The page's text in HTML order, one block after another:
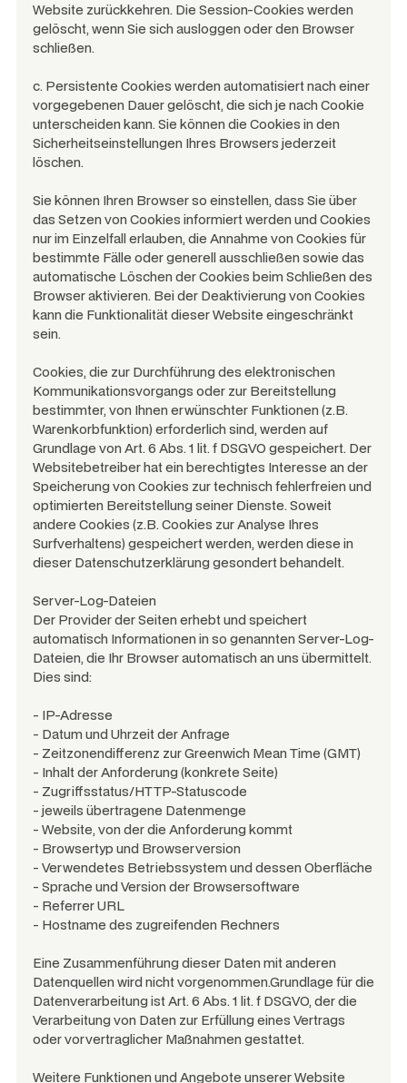
Website zurückkehren. Die Session-Cookies werden
gelöscht, wenn Sie sich ausloggen oder den Browser
schließen.
c. Persistente Cookies werden automatisiert nach einer
vorgegebenen Dauer gelöscht, die sich je nach Cookie
unterscheiden kann. Sie können die Cookies in den
Sicherheitseinstellungen Ihres Browsers jederzeit
löschen.
Sie können Ihren Browser so einstellen, dass Sie über
das Setzen von Cookies informiert werden und Cookies
nur im Einzelfall erlauben, die Annahme von Cookies für
bestimmte Fälle oder generell ausschließen sowie das
automatische Löschen der Cookies beim Schließen des
Browser aktivieren. Bei der Deaktivierung von Cookies
kann die Funktionalität dieser Website eingeschränkt
sein.
Cookies, die zur Durchführung des elektronischen
Kommunikationsvorgangs oder zur Bereitstellung
bestimmter, von Ihnen erwünschter Funktionen (z.B.
Warenkorbfunktion) erforderlich sind, werden auf
Grundlage von Art. 6 Abs. 1 lit. f DSGVO gespeichert. Der
Websitebetreiber hat ein berechtigtes Interesse an der
Speicherung von Cookies zur technisch fehlerfreien und
optimierten Bereitstellung seiner Dienste. Soweit
andere Cookies (z.B. Cookies zur Analyse Ihres
Surfverhaltens) gespeichert werden, werden diese in
dieser Datenschutzerklärung gesondert behandelt.
Server-Log-Dateien
Der Provider der Seiten erhebt und speichert
automatisch Informationen in so genannten Server-Log-
Dateien, die Ihr Browser automatisch an uns übermittelt.
Dies sind:
- IP-Adresse
- Datum und Uhrzeit der Anfrage
- Zeitzonendifferenz zur Greenwich Mean Time (GMT)
- Inhalt der Anforderung (konkrete Seite)
- Zugriffsstatus/HTTP-Statuscode
- jeweils übertragene Datenmenge
- Website, von der die Anforderung kommt
- Browsertyp und Browserversion
- Verwendetes Betriebssystem und dessen Oberfläche
- Sprache und Version der Browsersoftware
- Referrer URL
- Hostname des zugreifenden Rechners
Eine Zusammenführung dieser Daten mit anderen
Datenquellen wird nicht vorgenommen.Grundlage für die
Datenverarbeitung ist Art. 6 Abs. 1 lit. f DSGVO, der die
Verarbeitung von Daten zur Erfüllung eines Vertrags
oder vorvertraglicher Maßnahmen gestattet.
Weitere Funktionen und Angebote unserer Website